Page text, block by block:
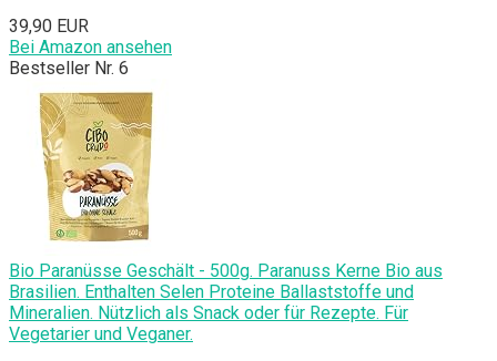
39,90 EUR
Bei Amazon ansehen
Bestseller Nr. 6
Bio Paranüsse Geschält - 500g. Paranuss Kerne Bio aus
Brasilien. Enthalten Selen Proteine Ballaststoffe und
Mineralien. Nützlich als Snack oder für Rezepte. Für
Vegetarier und Veganer.